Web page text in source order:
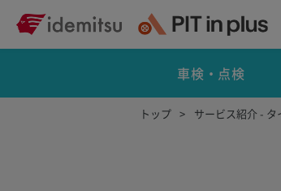
車検・点検
トップ サービス紹介 -